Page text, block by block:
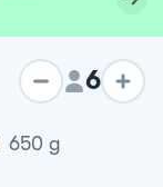
6
650 g